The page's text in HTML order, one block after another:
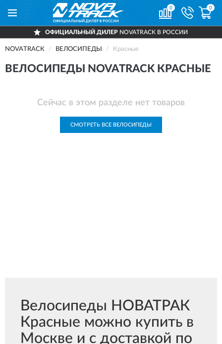
0 0
ОФИЦИАЛЬНЫЙ ДИЛЕРNOVATRACK В РОССИИ
NOVATRACK ВЕЛОСИПЕДЫ Красные
ВЕЛОСИПЕДЫ NOVATRACK КРАСНЫЕ
Сейчас в этом разделе нет товаров
СМОТРЕТЬ ВСЕ ВЕЛОСИПЕДЫ
Велосипеды НОВАТРАК
Красные можно купить в
Москве и с доставкой по